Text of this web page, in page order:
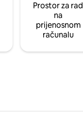
Prostor za rad
na
prijenosnom
računalu